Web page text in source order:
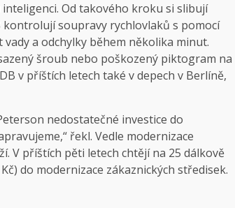
Od takového kroku si slibují
kontrolují soupravy rychlovlaků s pomocí
a odchylky během několika minut.
šroub nebo poškozený piktogram na
v příštích letech také v depech v Berlíně,
nedostatečné investice do
řekl. Vedle modernizace
V příštích pěti letech chtějí na 25 dálkově
do modernizace zákaznických středisek.